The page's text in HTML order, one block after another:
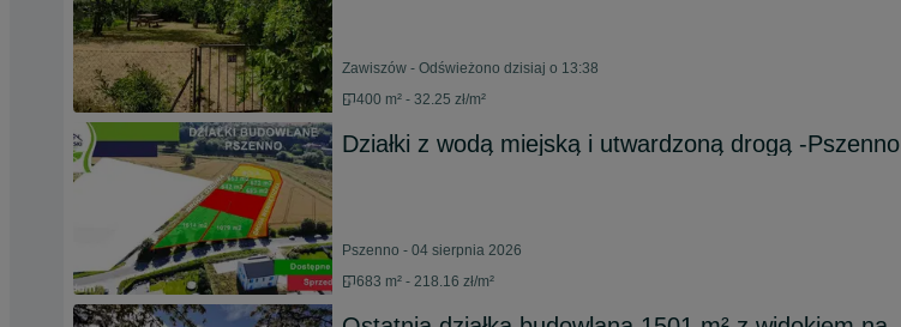
Zawiszów - Odświeżono dzisiaj o 13:38
400 m² - 32.25 zł/m²
Działki z wodą miejską i utwardzoną drogą -Pszenno
Pszenno - 04 sierpnia 2026
683 m² - 218.16 zł/m²